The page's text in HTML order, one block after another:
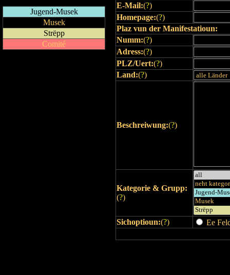
Jugend-Musek
Musek
Strëpp
Comité
E-Mail:(?)
Homepage:(?)
Plaz vun der Manifestatioun:
Numm:(?)
Adress:(?)
PLZ/Uert:(?)
Land:(?)
Beschreiwung:(?)
Kategorie & Grupp:
(?)
Sichoptioun:(?) Ee